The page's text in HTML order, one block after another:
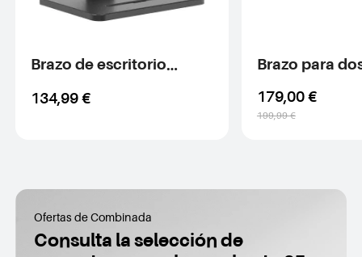
Brazo de escritorio
134,99 €
Brazo para
179,00 €
199,99 €
Ofertas de Combinada
Consulta la selección de